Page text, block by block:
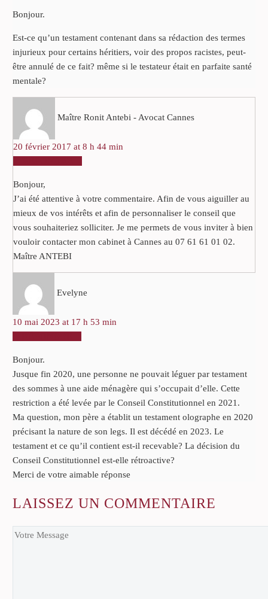
Bonjour.
Est-ce qu’un testament contenant dans sa rédaction des termes
injurieux pour certains héritiers, voir des propos racistes, peut-
être annulé de ce fait? même si le testateur était en parfaite santé
mentale?
Maître Ronit Antebi - Avocat Cannes
20 février 2017 at 8 h 44 min
Bonjour,
J’ai été attentive à votre commentaire. Afin de vous aiguiller au
mieux de vos intérêts et afin de personnaliser le conseil que
vous souhaiteriez solliciter. Je me permets de vous inviter à bien
vouloir contacter mon cabinet à Cannes au 07 61 61 01 02.
Maître ANTEBI
Evelyne
10 mai 2023 at 17 h 53 min
Bonjour.
Jusque fin 2020, une personne ne pouvait léguer par testament
des sommes à une aide ménagère qui s’occupait d’elle. Cette
restriction a été levée par le Conseil Constitutionnel en 2021.
Ma question, mon père a établit un testament olographe en 2020
précisant la nature de son legs. Il est décédé en 2023. Le
testament et ce qu’il contient est-il recevable? La décision du
Conseil Constitutionnel est-elle rétroactive?
Merci de votre aimable réponse
LAISSEZ UN COMMENTAIRE